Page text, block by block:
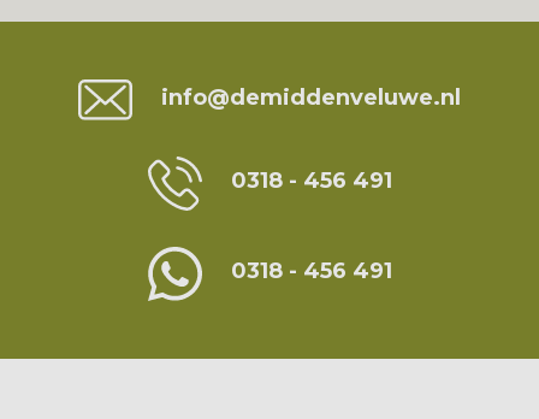
info@demiddenveluwe.nl
0318 - 456 491
0318 - 456 491